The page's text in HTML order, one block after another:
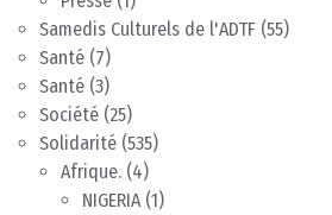
Samedis Culturels de l'ADTF (55)
Santé (7)
Santé (3)
Société (25)
Solidarité (535)
Afrique. (4)
NIGERIA (1)